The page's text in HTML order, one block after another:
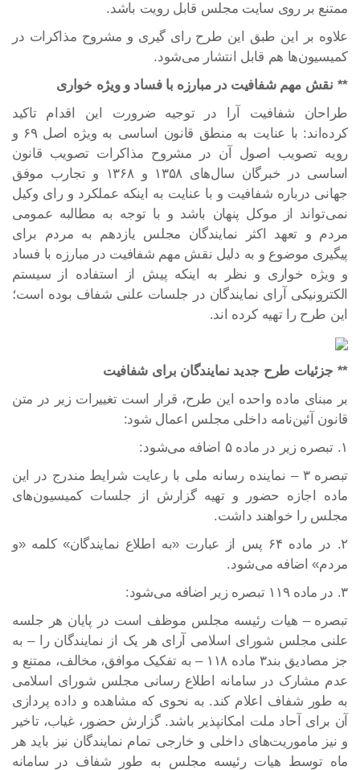
ممتنع بر روی سایت مجلس قابل رویت باشد.
علاوه بر این طبق این طرح رای گیری و مشروح مذاکرات در
کمیسیون‌ها هم قابل انتشار می‌شود.
** نقش مهم شفافیت در مبارزه با فساد و ویژه خواری
طراحان شفافیت آرا در توجیه ضرورت این اقدام تاکید
کرده‌اند: با عنایت به منطق قانون اساسی به ویژه اصل ۶۹ و
رویه تصویب اصول آن در مشروح مذاکرات تصویب قانون
اساسی در خبرگان سال‌های ۱۳۵۸ و ۱۳۶۸ و تجارب موفق
جهانی درباره شفافیت و با عنایت به اینکه عملکرد و رای وکیل
نمی‌تواند از موکل پنهان باشد و با توجه به مطالبه عمومی
مردم و تعهد اکثر نمایندگان مجلس یازدهم به مردم برای
پیگیری موضوع و به دلیل نقش مهم شفافیت در مبارزه با فساد
و ویژه خواری و نظر به اینکه پیش از استفاده از سیستم
الکترونیکی آرای نمایندگان در جلسات علنی شفاف بوده است؛
این طرح را تهیه کرده اند.
** جزئیات طرح جدید نمایندگان برای شفافیت
بر مبنای ماده واحده این طرح، قرار است تغییرات زیر در متن
قانون آئین‌نامه داخلی مجلس اعمال شود:
۱. تبصره زیر در ماده ۵ اضافه می‌شود:
تبصره ۳ – نماینده رسانه ملی با رعایت شرایط مندرج در این
ماده اجازه حضور و تهیه گزارش از جلسات کمیسیون‌های
مجلس را خواهند داشت.
۲. در ماده ۶۴ پس از عبارت «به اطلاع نمایندگان» کلمه «و
مردم» اضافه می‌شود.
۳. در ماده ۱۱۹ تبصره زیر اضافه می‌شود:
تبصره – هیات رئیسه مجلس موظف است در پایان هر جلسه
علنی مجلس شورای اسلامی آرای هر یک از نمایندگان را – به
جز مصادیق بند۳ ماده ۱۱۸ – به تفکیک موافق، مخالف، ممتنع و
عدم مشارک در سامانه اطلاع رسانی مجلس شورای اسلامی
به طور شفاف اعلام کند. به نحوی که مشاهده و داده پردازی
آن برای آحاد ملت امکانپذیر باشد. گزارش حضور، غیاب، تاخیر
و نیز ماموریت‌های داخلی و خارجی تمام نمایندگان نیز باید هر
ماه توسط هیات رئیسه مجلس به طور شفاف در سامانه